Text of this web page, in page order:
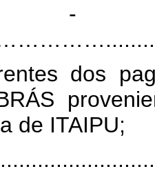
dos
de ITAIPU;